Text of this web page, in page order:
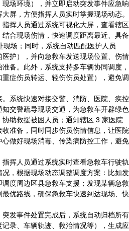
场环境），并立即启动突发事件应急响
屏，方便指挥人员实时掌握现场动态。
挥人员通过系统可视化大屏，查看辖区
合现场伤情，快速调度距离最近、具备
场；同时，系统自动匹配医护人员
医护），并向急救车发送现场位置、伤情
备。此外，系统支持多车辆协同调度，
症伤员转运、轻伤伤员处置），避免调
系统快速对接交警、消防、医院、疾控
交警疏导现场交通，为急救车开辟绿色
助救援被困人员；通知辖区 3 家医院
准备，同时同步伤员伤情信息，让医院
做好现场消毒、传染病防控工作，避免
挥人员通过系统实时查看急救车行驶轨
，根据现场动态调整调度方案：比如发
度周边区县急救车支援；发现某辆急救
优路线，确保急救车快速到达现场、快
发事件处置完成后，系统自动归档所有
录、车辆轨迹、救治情况等），生成应